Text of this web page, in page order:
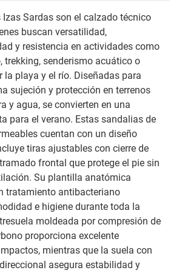
Sardas son el calzado técnico
buscan versatilidad,
y resistencia en actividades como
trekking, senderismo acuático o
la playa y el río. Diseñadas para
sujeción y protección en terrenos
y agua, se convierten en una
para el verano. Estas sandalias de
cuentan con un diseño
tiras ajustables con cierre de
frontal que protege el pie sin
Su plantilla anatómica
tratamiento antibacteriano
e higiene durante toda la
moldeada por compresión de
proporciona excelente
mientras que la suela con
asegura estabilidad y